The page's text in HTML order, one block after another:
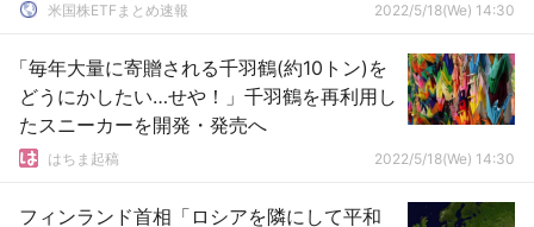
米国株ETFまとめ速報 2022/5/18(We) 14:30
「毎年大量に寄贈される千羽鶴(約10トン)を
どうにかしたい…せや！」千羽鶴を再利用し
たスニーカーを開発・発売へ
はちま起稿 2022/5/18(We) 14:30
フィンランド首相「ロシアを隣にして平和